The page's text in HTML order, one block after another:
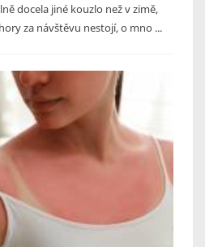
docela jiné kouzlo než v zimě,
za návštěvu nestojí, o mno ...